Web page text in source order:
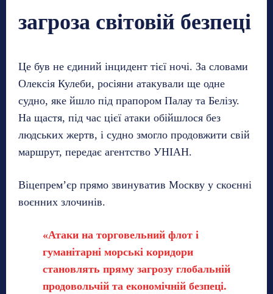
загроза світовій безпеці
Це був не єдиний інцидент тієї ночі. За словами
Олексія Кулеби, росіяни атакували ще одне
судно, яке йшло під прапором Палау та Белізу.
На щастя, під час цієї атаки обійшлося без
людських жертв, і судно змогло продовжити свій
маршрут, передає агентство УНІАН.
Віцепрем’єр прямо звинуватив Москву у скоєнні
воєнних злочинів.
«Атаки на торговельний флот і
гуманітарні морські коридори
становлять пряму загрозу глобальній
продовольчій та економічній безпеці.